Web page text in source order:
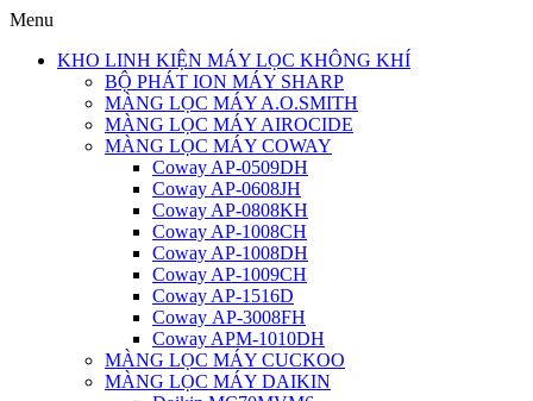
Menu
KHO LINH KIỆN MÁY LỌC KHÔNG KHÍ
BỘ PHÁT ION MÁY SHARP
MÀNG LỌC MÁY A.O.SMITH
MÀNG LỌC MÁY AIROCIDE
MÀNG LỌC MÁY COWAY
Coway AP-0509DH
Coway AP-0608JH
Coway AP-0808KH
Coway AP-1008CH
Coway AP-1008DH
Coway AP-1009CH
Coway AP-1516D
Coway AP-3008FH
Coway APM-1010DH
MÀNG LỌC MÁY CUCKOO
MÀNG LỌC MÁY DAIKIN